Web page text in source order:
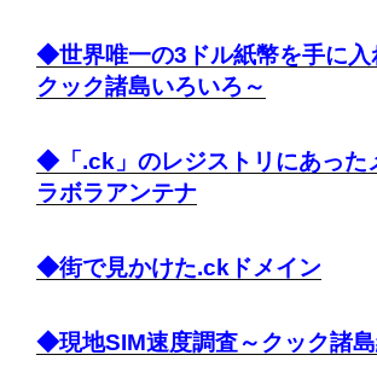
◆世界唯一の3ドル紙幣を手に入
クック諸島いろいろ～
◆「.ck」のレジストリにあった
ラボラアンテナ
◆街で見かけた.ckドメイン
◆現地SIM速度調査～クック諸島